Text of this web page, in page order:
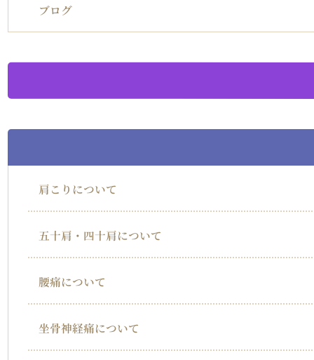
ブログ
肩こりについて
五十肩・四十肩について
腰痛について
坐骨神経痛について